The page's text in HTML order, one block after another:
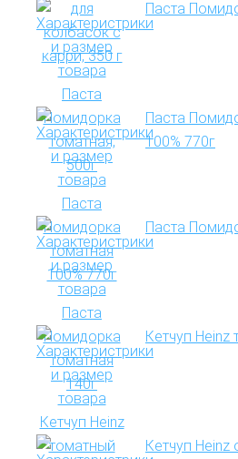
Паста
Паста
100% 770г
Паста
Кетчуп Heinz
Кетчуп Heinz